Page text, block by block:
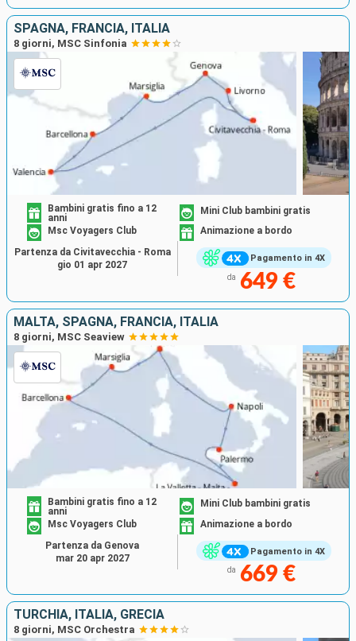
SPAGNA, FRANCIA, ITALIA
8 giorni, MSC Sinfonia
Pagamento in 4X
Bambini gratis fino a 12
anni
Mini Club bambini gratis
Msc Voyagers Club
Animazione a bordo
da 649 €
Partenza da Civitavecchia - Roma
gio 01 apr 2027
MALTA, SPAGNA, FRANCIA, ITALIA
8 giorni, MSC Seaview
Pagamento in 4X
Bambini gratis fino a 12
anni
Mini Club bambini gratis
Msc Voyagers Club
Animazione a bordo
da 669 €
Partenza da Genova
mar 20 apr 2027
TURCHIA, ITALIA, GRECIA
8 giorni, MSC Orchestra